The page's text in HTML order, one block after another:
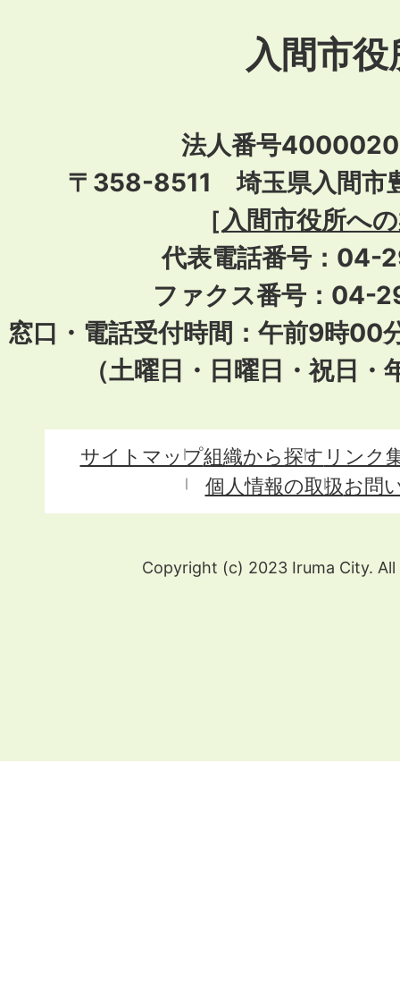
入間市役
法人番号
〒358-8511 埼玉県入間市
［ 入間市役所へ
代表電話番号：04-
ファクス番号：04-
窓口・電話受付時間：午前9時00
（土曜日・日曜日・祝日
サイトマップ組織から探す リンク
個人情報の取扱お問
Copyright (c) 2023 Iruma City. All